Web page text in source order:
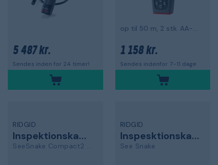
5 487 kr.
Sendes inden for 24 timer!
op til 50 m, 2 stk. AA-batterier
1 158 kr.
Sendes indenfor 7-11 dage
RIDGID
Inspektionskamera
SeeSnake Compact2 CS6Pak
RIDGID
Inspesktionskamera
See Snake